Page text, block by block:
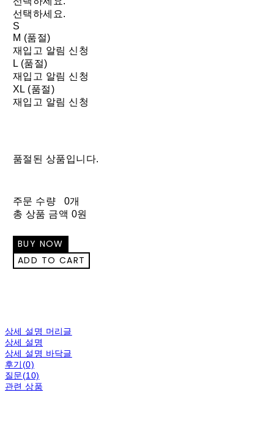
선택하세요.
S
M (품절)
재입고 알림 신청
L (품절)
재입고 알림 신청
XL (품절)
재입고 알림 신청
품절된 상품입니다.
주문 수량
0개
총 상품 금액 0원
상세 설명 머리글
상세 설명
상세 설명 바닥글
후기(0)
질문(10)
관련 상품